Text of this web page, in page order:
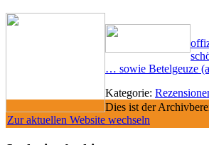
… sowie Betelgeuze
Kategorie:
Dies ist der
Zur aktuellen Website wechseln